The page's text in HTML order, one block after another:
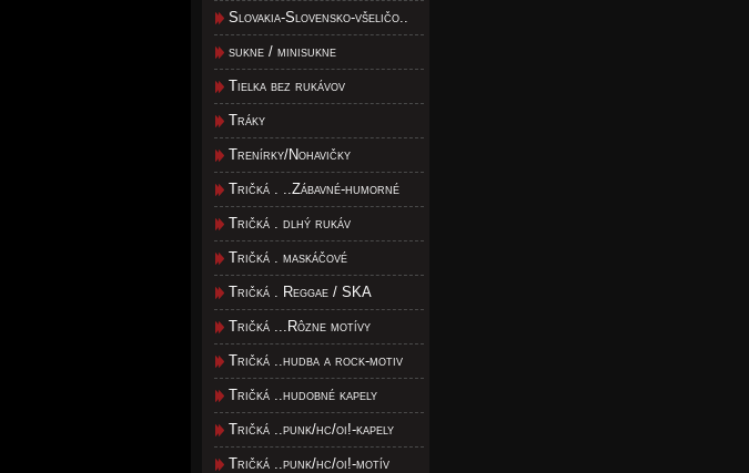
Slovakia-Slovensko-všeličo..
sukne / minisukne
Tielka bez rukávov
Tráky
Trenírky/Nohavičky
Tričká . ..Zábavné-humorné
Tričká . dlhý rukáv
Tričká . maskáčové
Tričká . Reggae / SKA
Tričká ...Rôzne motívy
Tričká ..hudba a rock-motiv
Tričká ..hudobné kapely
Tričká ..punk/hc/oi!-kapely
Tričká ..punk/hc/oi!-motív